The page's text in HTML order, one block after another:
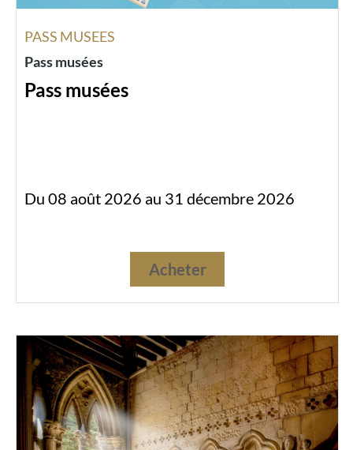
PASS MUSEES
Pass musées
Pass musées
Du 08 août 2026 au 31 décembre 2026
Acheter